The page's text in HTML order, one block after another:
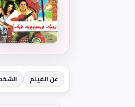
عن الفيلم